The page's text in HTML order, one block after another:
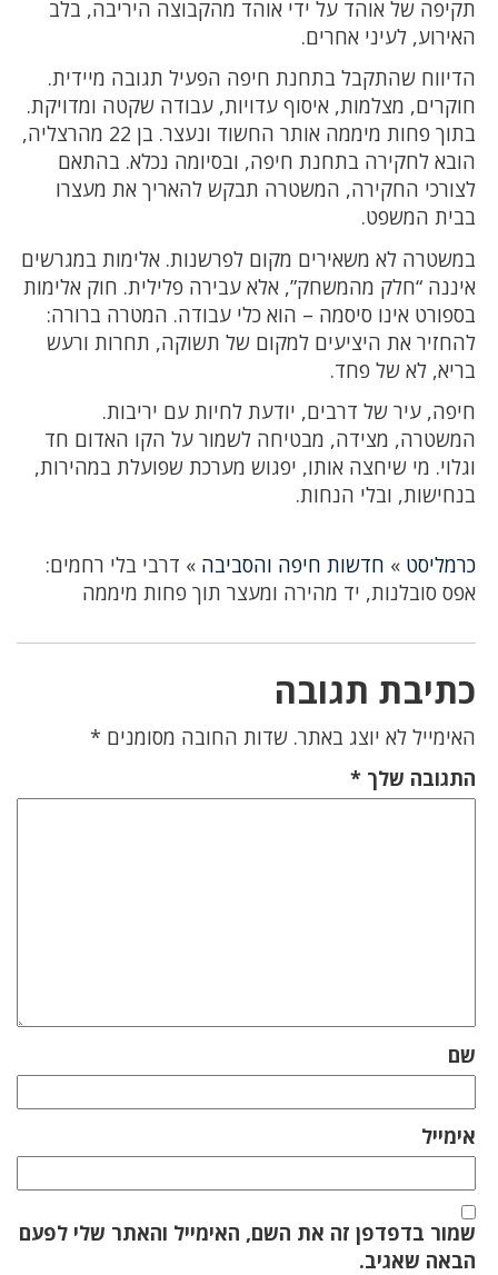
תקיפה של אוהד על ידי אוהד מהקבוצה היריבה, בלב
האירוע, לעיני אחרים.
הדיווח שהתקבל בתחנת חיפה הפעיל תגובה מיידית.
חוקרים, מצלמות, איסוף עדויות, עבודה שקטה ומדויקת.
בתוך פחות מיממה אותר החשוד ונעצר. בן 22 מהרצליה,
הובא לחקירה בתחנת חיפה, ובסיומה נכלא. בהתאם
לצורכי החקירה, המשטרה תבקש להאריך את מעצרו
בבית המשפט.
במשטרה לא משאירים מקום לפרשנות. אלימות במגרשים
איננה “חלק מהמשחק”, אלא עבירה פלילית. חוק אלימות
בספורט אינו סיסמה – הוא כלי עבודה. המטרה ברורה:
להחזיר את היציעים למקום של תשוקה, תחרות ורעש
בריא, לא של פחד.
חיפה, עיר של דרבים, יודעת לחיות עם יריבות.
המשטרה, מצידה, מבטיחה לשמור על הקו האדום חד
וגלוי. מי שיחצה אותו, יפגוש מערכת שפועלת במהירות,
בנחישות, ובלי הנחות.
כרמליסט » חדשות חיפה והסביבה » דרבי בלי רחמים:
אפס סובלנות, יד מהירה ומעצר תוך פחות מיממה
כתיבת תגובה
האימייל לא יוצג באתר. שדות החובה מסומנים *
התגובה שלך *
שם
אימייל
שמור בדפדפן זה את השם, האימייל והאתר שלי לפעם
הבאה שאגיב.